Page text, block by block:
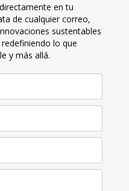
en tu
de cualquier correo,
sustentables
lo que
y más allá.